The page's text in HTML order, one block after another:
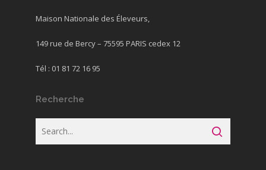
Maison Nationale des Éleveurs,
149 rue de Bercy – 75595 PARIS cedex 12
Tél : 01 81 72 16 95
Recherche